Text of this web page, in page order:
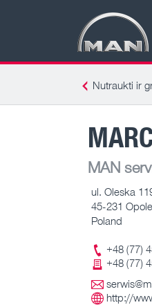
Nutraukti ir
MAN
ul. Oleska
45-231 Opole
Poland
+48 (77)
+48 (77)
http://